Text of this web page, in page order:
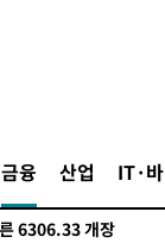
금융 산업 IT·
정차 통과 종료
드카' 발동
807.66 개장
과…"집회·시위"